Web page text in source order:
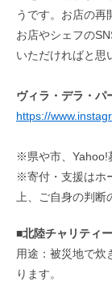
うです。お店の再
お店やシェフの
いただければと思
ヴィラ・デラ・
https://
※県や市、Yahoo!
※寄付・支援はホ
上、ご自身の判断
■北陸チャリティ
用途：被災地で炊
ります。